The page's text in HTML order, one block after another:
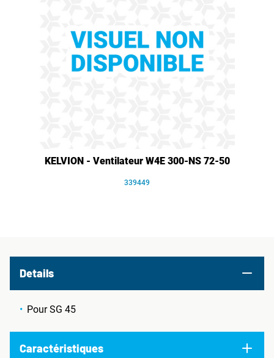
KELVION - Ventilateur W4E 300-NS 72-50
339449
Details
Pour SG 45
Caractéristiques